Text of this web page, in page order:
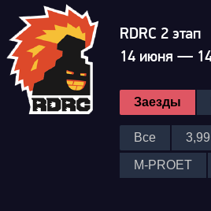
RDRC 2 этап
14 июня —
Заезды
Все 3,99
M-PROET